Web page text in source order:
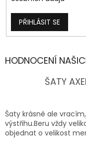
PŘIHLÁSIT SE
HODNOCENÍ
ŠATY
Šaty krásné ale
výstřihu.Beru vždy
objednat o velikost